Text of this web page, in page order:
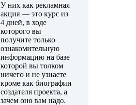
У них как рекламная
акция — это курс из
4 дней, в ходе
которого вы
получите только
ознакомительную
информацию на базе
которой вы толком
ничего и не узнаете
кроме как биографии
создателя проекта, а
зачем оно вам надо.